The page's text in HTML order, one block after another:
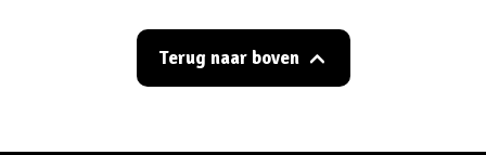
Terug naar boven